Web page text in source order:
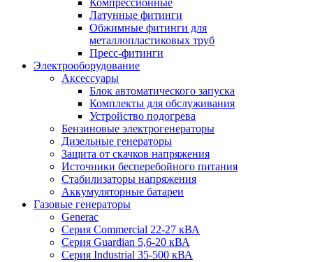
Компрессионные
Латунные фитинги
Обжимные фитинги для
металлопластиковых труб
Пресс-фитинги
Электрооборудование
Аксессуары
Блок автоматического запуска
Комплекты для обслуживания
Устройство подогрева
Бензиновые электрогенераторы
Дизельные генераторы
Защита от скачков напряжения
Источники бесперебойного питания
Стабилизаторы напряжения
Аккумуляторные батареи
Газовые генераторы
Generac
Серия Commercial 22-27 кВА
Серия Guardian 5,6-20 кВА
Серия Industrial 35-500 кВА